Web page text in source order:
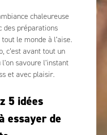
chaleureuse
des préparations
le monde à l’aise.
c’est avant tout un
savoure l’instant
et avec plaisir.
5 idées
essayer de